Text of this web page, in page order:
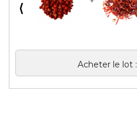
⟨
Acheter le lot :